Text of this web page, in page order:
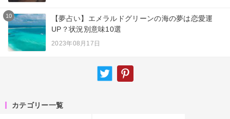
10
【夢占い】エメラルドグリーンの海の夢は恋愛運
UP？状況別意味10選
2023年08月17日
カテゴリー一覧